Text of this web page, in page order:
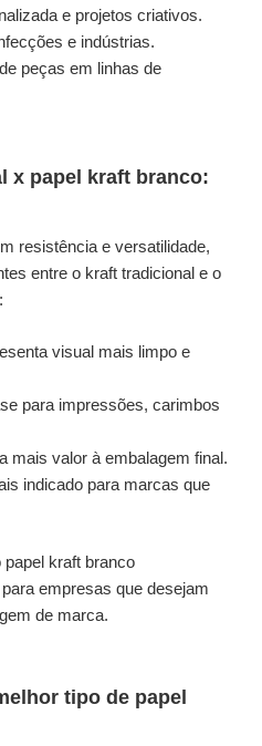
e projetos criativos.
e indústrias.
peças em linhas de
x papel kraft branco:
resistência e versatilidade,
entre o kraft tradicional e o
:
visual mais limpo e
para impressões, carimbos
mais valor à embalagem final.
indicado para marcas que
kraft branco
empresas que desejam
de marca.
tipo de papel